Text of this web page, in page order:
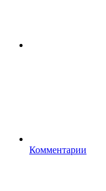
Комментарии